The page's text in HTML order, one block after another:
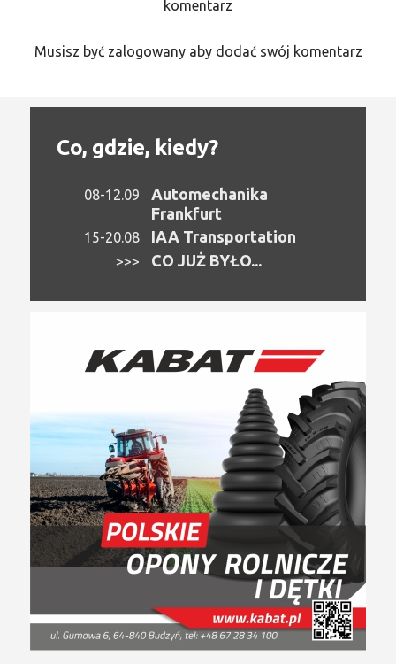
komentarz
Musisz być zalogowany aby dodać swój komentarz
Co, gdzie, kiedy?
08-12.09
Automechanika
Frankfurt
15-20.08 IAA Transportation
>>> CO JUŻ BYŁO...